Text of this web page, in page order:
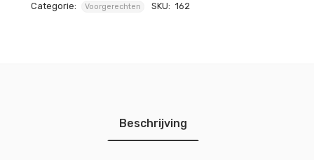
Categorie: Voorgerechten SKU: 162
Beschrijving